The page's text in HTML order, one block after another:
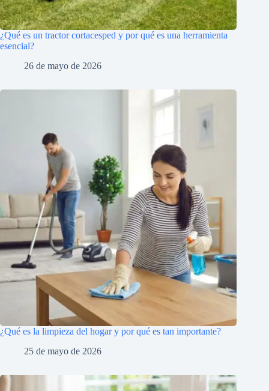
¿Qué es un tractor cortacesped y por qué es una herramienta
esencial?
26 de mayo de 2026
¿Qué es la limpieza del hogar y por qué es tan importante?
25 de mayo de 2026